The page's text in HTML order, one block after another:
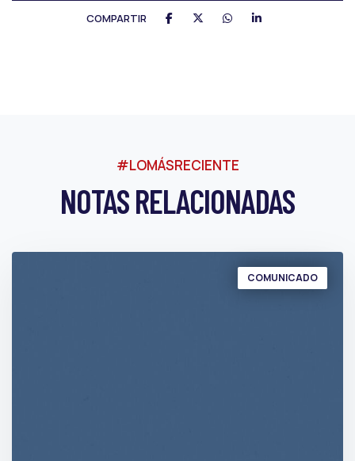
COMPARTIR
#LOMÁSRECIENTE
NOTAS RELACIONADAS
COMUNICADO